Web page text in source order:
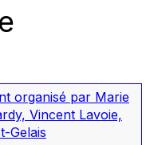
organisé par Marie
Vincent Lavoie,
Gelais